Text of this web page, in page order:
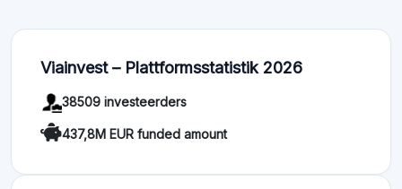
Viainvest – Plattformsstatistik 2026
38509 investeerders
437,8M EUR funded amount